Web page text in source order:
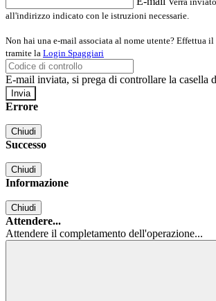
all'indirizzo indicato con le istruzioni necessarie.
Non hai una e-mail associata al nome utente? Effettua il
tramite la Login Spaggiari
E-mail inviata, si prega di controllare la casella
Errore
Chiudi
Successo
Chiudi
Informazione
Chiudi
Attendere...
Attendere il completamento dell'operazione...